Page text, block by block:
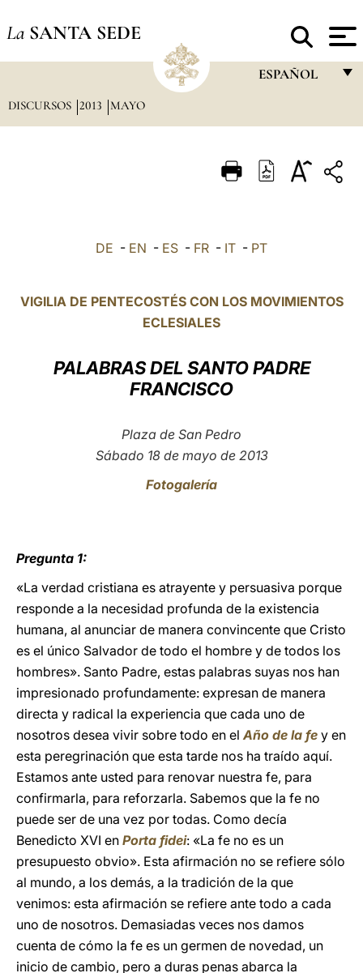
La SANTA SEDE
ESPAÑOL
ITALIANO
POLSKI
中文
DISCURSOS 2013 MAYO
DE - EN - ES - FR - IT - PT
VIGILIA DE PENTECOSTÉS CON LOS MOVIMIENTOS
ECLESIALES
PALABRAS DEL SANTO PADRE
FRANCISCO
Plaza de San Pedro
Sábado 18 de mayo de 2013
Fotogalería
Pregunta 1:
«La verdad cristiana es atrayente y persuasiva porque
responde a la necesidad profunda de la existencia
humana, al anunciar de manera convincente que Cristo
es el único Salvador de todo el hombre y de todos los
hombres». Santo Padre, estas palabras suyas nos han
impresionado profundamente: expresan de manera
directa y radical la experiencia que cada uno de
nosotros desea vivir sobre todo en elAño de la fe y en
esta peregrinación que esta tarde nos ha traído aquí.
Estamos ante usted para renovar nuestra fe, para
confirmarla, para reforzarla. Sabemos que la fe no
puede ser de una vez por todas. Como decía
Benedicto XVI en Porta fidei: «La fe no es un
presupuesto obvio». Esta afirmación no se refiere sólo
al mundo, a los demás, a la tradición de la que
venimos: esta afirmación se refiere ante todo a cada
uno de nosotros. Demasiadas veces nos damos
cuenta de cómo la fe es un germen de novedad, un
inicio de cambio, pero a duras penas abarca la